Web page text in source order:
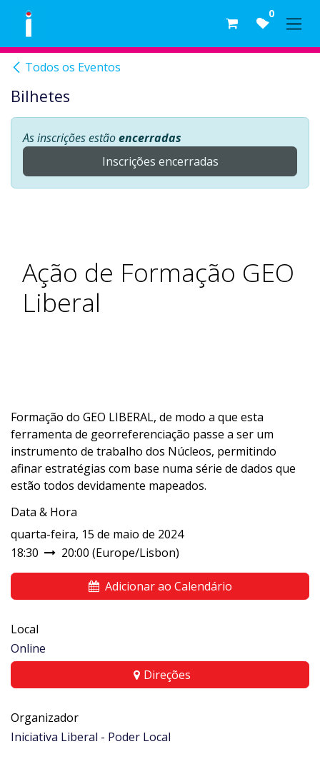
Skip to Content 0
Todos os Eventos
Bilhetes
As inscrições estãoencerradas
Inscrições encerradas
Ação de Formação GEO
Liberal
Formação do GEO LIBERAL, de modo a que esta
ferramenta de georreferenciação passe a ser um
instrumento de trabalho dos Núcleos, permitindo
afinar estratégias com base numa série de dados que
estão todos devidamente mapeados.
Data & Hora
quarta-feira, 15 de maio de 2024
18:30
20:00 (Europe/Lisbon)
Adicionar ao Calendário
Local
Online
Direções
Organizador
Iniciativa Liberal - Poder Local